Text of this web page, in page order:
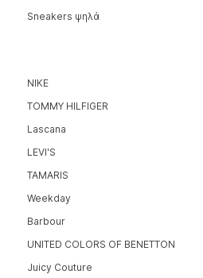
Sneakers ψηλά
NIKE
TOMMY HILFIGER
Lascana
LEVI'S
TAMARIS
Weekday
Barbour
UNITED COLORS OF BENETTON
Juicy Couture